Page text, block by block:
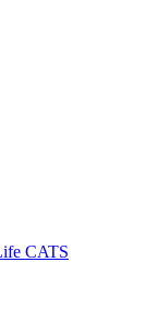
CATS